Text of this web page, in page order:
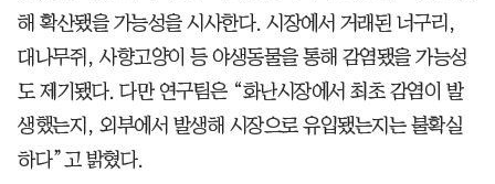
해 확산됐을 가능성을 시사한다. 시장에서 거래된 너구리,
대나무쥐, 사향고양이 등 야생동물을 통해 감염됐을 가능성
도 제기됐다. 다만 연구팀은 “화난시장에서 최초 감염이 발
생했는지, 외부에서 발생해 시장으로 유입됐는지는 불확실
하다”고 밝혔다.